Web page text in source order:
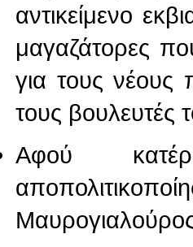
αντικείμενο
μαγαζάτορες
για τους
τους βουλευτές
Αφού